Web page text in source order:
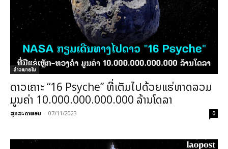
ຂ່າວພາຍ​ໃນ
ດາວເຄາະ “16 Psyche” ທີ່ເຕັມໄປດ້ວຍແຮ່ທາດລວມ
ມູນຄ່າ 10.000.000.000.000 ລ້ານໂດລາ
ສຸກສະດາພອນ - 07/11/2023 0